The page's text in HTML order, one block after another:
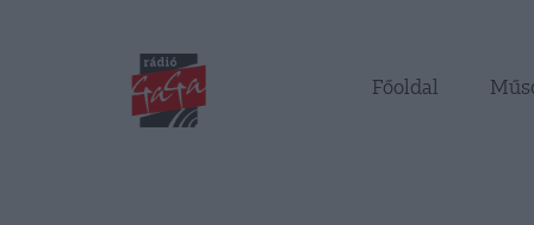
Főoldal